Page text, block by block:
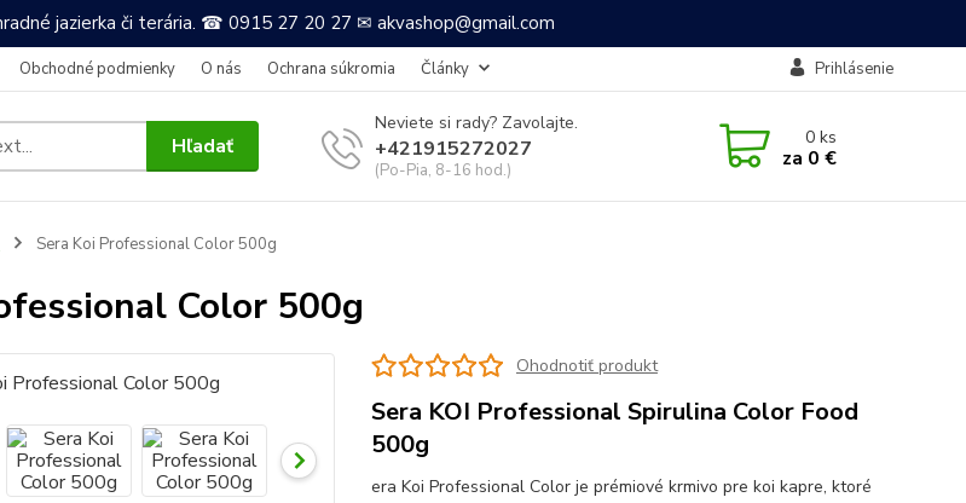
jazierka či terária. ☎ 0915 27 20 27 ✉ akvashop@gmail.com
Obchodné podmienky O nás Ochrana súkromia Články Prihlásenie
Hľadať
Neviete si rady? Zavolajte.
+421915272027
(Po-Pia, 8-16 hod.)
0ks
za 0 €
Sera Koi Professional Color 500g
Color 500g
Ohodnotiť produkt
Sera KOI Professional Spirulina Color Food
500g
era Koi Professional Color je prémiové krmivo pre koi kapre, ktoré